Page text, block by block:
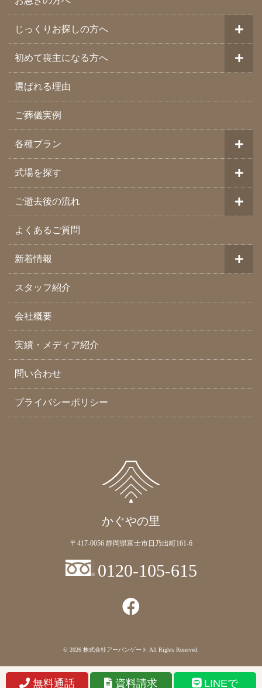
じっくりお探しの方へ
初めて喪主になる方へ
選ばれる理由
ご葬儀実例
各種プラン
式場を探す
ご逝去後の流れ
よくあるご質問
新着情報
スタッフ紹介
会社概要
実績・メディア紹介
問い合わせ
プライバシーポリシー
無料通話 資料請求 LINEで
かぐやの里
〒417-0056 静岡県富士市日乃出町161-6
0120-105-615
© 2026 株式会社アーバンゲート All Rights Reserved.